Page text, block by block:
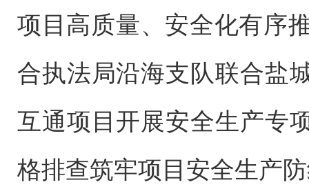
项目高质量、安全化有序
合执法局沿海支队联合盐
互通项目开展安全生产专
格排查筑牢项目安全生产